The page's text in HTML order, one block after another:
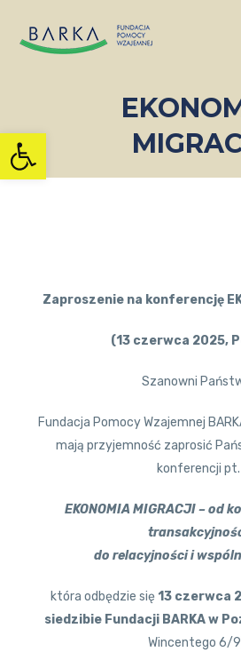
Otwórz pasek narzędzi
Zaproszenie na konferencję
(13 czerwca 2025,
Szanowni
Fundacja Pomocy Wzajemnej
mają przyjemność zaprosić
konferencji pt.
EKONOMIA MIGRACJI – od
do relacyjności i
która odbędzie się13 czerwca
siedzibie Fundacji BARKA w
Wincentego 6/